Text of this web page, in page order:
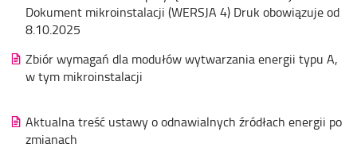
Dokument mikroinstalacji (WERSJA 4) Druk obowiązuje od
8.10.2025
Zbiór wymagań dla modułów wytwarzania energii typu A,
w tym mikroinstalacji
Aktualna treść ustawy o odnawialnych źródłach energii po
zmianach